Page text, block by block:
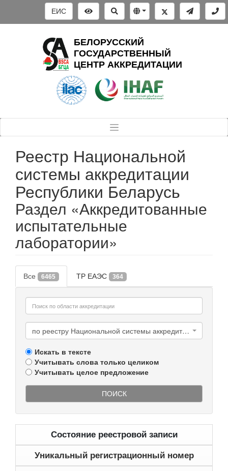
ЕИС
БЕЛОРУССКИЙ
ГОСУДАРСТВЕННЫЙ
ЦЕНТР АККРЕДИТАЦИИ
Реестр Национальной
системы аккредитации
Республики Беларусь
Раздел «Аккредитованные
испытательные
лаборатории»
Все 6465 ТР ЕАЭС 364
по реестру Национальной системы аккредитации Республики Беларусь
Искать в тексте
Учитывать слова только целиком
Учитывать целое предложение
ПОИСК
Состояние реестровой записи
Уникальный регистрационный номер